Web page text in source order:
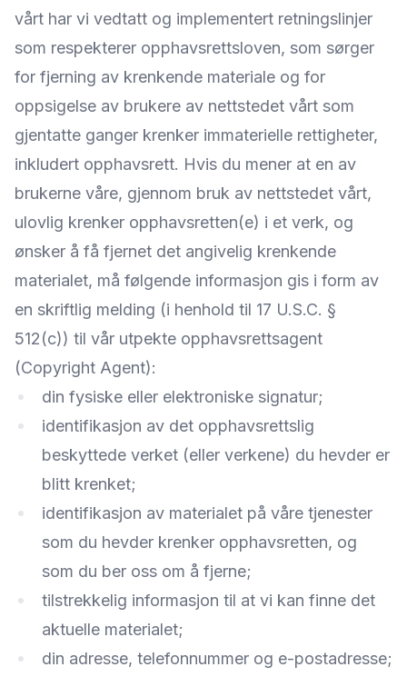
vårt har vi vedtatt og implementert retningslinjer
som respekterer opphavsrettsloven, som sørger
for fjerning av krenkende materiale og for
oppsigelse av brukere av nettstedet vårt som
gjentatte ganger krenker immaterielle rettigheter,
inkludert opphavsrett. Hvis du mener at en av
brukerne våre, gjennom bruk av nettstedet vårt,
ulovlig krenker opphavsretten(e) i et verk, og
ønsker å få fjernet det angivelig krenkende
materialet, må følgende informasjon gis i form av
en skriftlig melding (i henhold til 17 U.S.C. §
512(c)) til vår utpekte opphavsrettsagent
(Copyright Agent):
din fysiske eller elektroniske signatur;
identifikasjon av det opphavsrettslig
beskyttede verket (eller verkene) du hevder er
blitt krenket;
identifikasjon av materialet på våre tjenester
som du hevder krenker opphavsretten, og
som du ber oss om å fjerne;
tilstrekkelig informasjon til at vi kan finne det
aktuelle materialet;
din adresse, telefonnummer og e-postadresse;